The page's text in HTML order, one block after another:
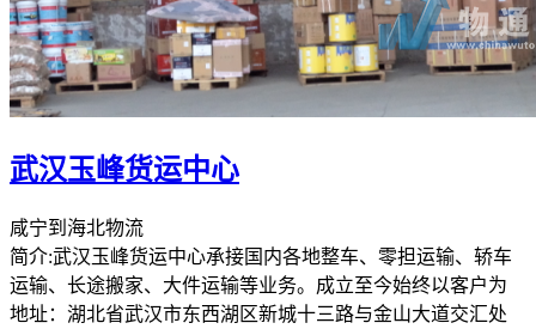
武汉玉峰货运中心
咸宁到海北物流
简介:武汉玉峰货运中心承接国内各地整车、零担运输、轿车
运输、长途搬家、大件运输等业务。成立至今始终以客户为
地址：湖北省武汉市东西湖区新城十三路与金山大道交汇处